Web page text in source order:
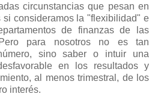
circunstancias que pesan en
si consideramos la "flexibilidad" e
de finanzas de las
para nosotros no es tan
sino saber o intuir una
en los resultados y
al menos trimestral, de los
interés.